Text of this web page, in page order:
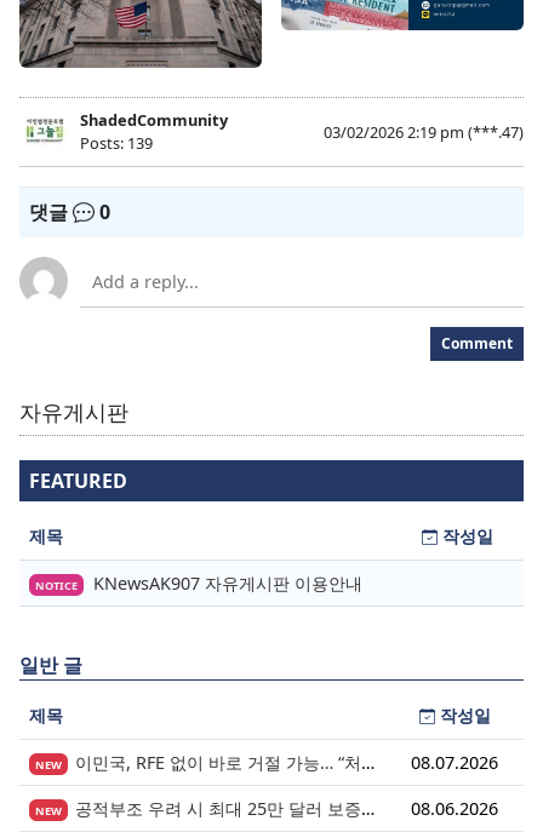
ShadedCommunity
Posts: 139
03/02/2026 2:19 pm (***.47)
댓글 0
Comment
자유게시판
FEATURED
제목 작성일
NOTICE KNewsAK907 자유게시판 이용안내
일반 글
제목 작성일
NEW 이민국, RFE 없이 바로 거절 가능… “처음 제출이 마지막 기회” 시대가 시작됩니다. 08.07.2026
NEW 공적부조 우려 시 최대 25만 달러 보증금? 영주권 심사의 새로운 변수 08.06.2026